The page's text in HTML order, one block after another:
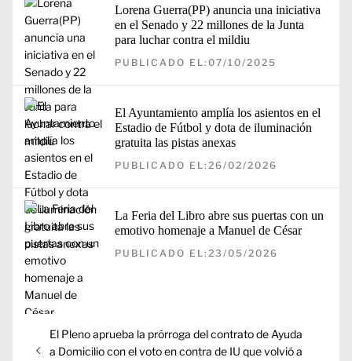
Lorena Guerra(PP) anuncia una iniciativa
en el Senado y 22 millones de la Junta
para luchar contra el mildiu
PUBLICADO EL:07/10/2025
El Ayuntamiento amplía los asientos en el
Estadio de Fútbol y dota de iluminación
gratuita las pistas anexas
PUBLICADO EL:26/02/2026
La Feria del Libro abre sus puertas con un
emotivo homenaje a Manuel de César
PUBLICADO EL:23/05/2026
de
Entrada
anterior:
El Pleno aprueba la prórroga del contrato de Ayuda
a Domicilio con el voto en contra de IU que volvió a